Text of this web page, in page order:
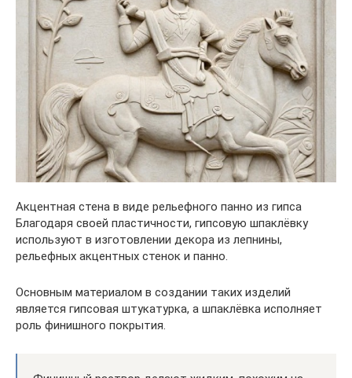
Акцентная стена в виде рельефного панно из гипса
Благодаря своей пластичности, гипсовую шпаклёвку
используют в изготовлении декора из лепнины,
рельефных акцентных стенок и панно.
Основным материалом в создании таких изделий
является гипсовая штукатурка, а шпаклёвка исполняет
роль финишного покрытия.